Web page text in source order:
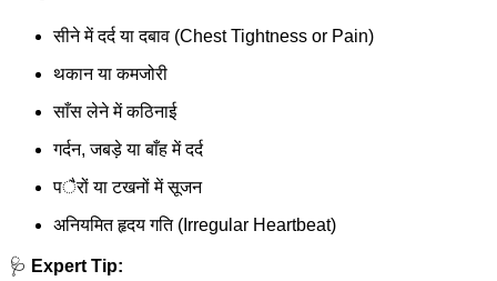
सीने में दर्द या दबाव (Chest Tightness or Pain)
थकान या कमजोरी
साँस लेने में कठिनाई
गर्दन, जबड़े या बाँह में दर्द
पैरों या टखनों में सूजन
अनियमित हृदय गति (Irregular Heartbeat)
🩺 Expert Tip: